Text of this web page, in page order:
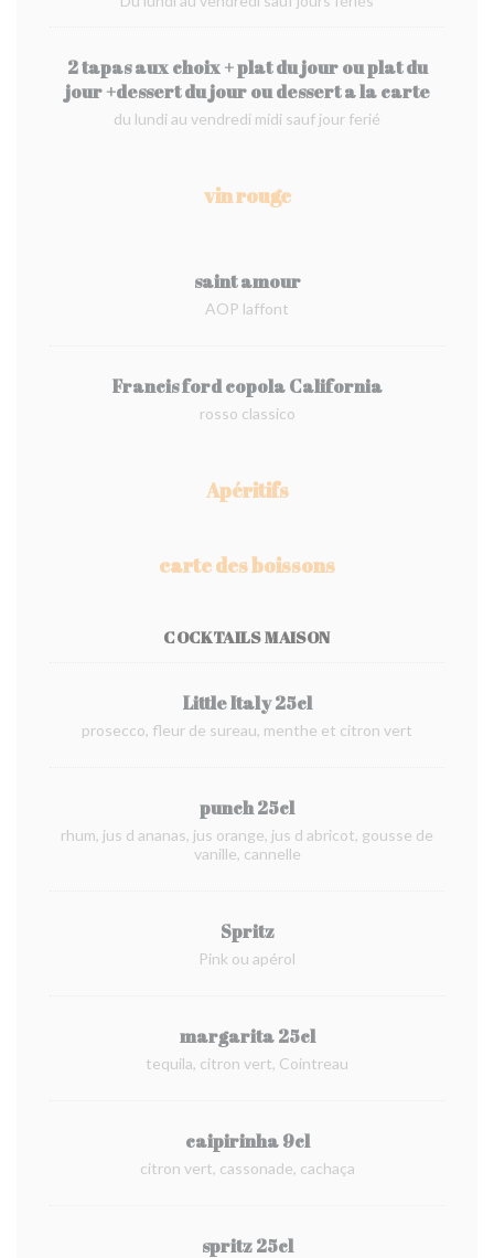
2 tapas aux choix + plat du jour ou plat du
jour +dessert du jour ou dessert a la carte
du lundi au vendredi midi sauf jour ferié
vin rouge
saint amour
AOP laffont
Francis ford copola California
rosso classico
Apéritifs
carte des boissons
COCKTAILS MAISON
Little Italy 25cl
prosecco, fleur de sureau, menthe et citron vert
punch 25cl
rhum, jus d ananas, jus orange, jus d abricot, gousse de
vanille, cannelle
Spritz
Pink ou apérol
margarita 25cl
tequila, citron vert, Cointreau
caipirinha 9cl
citron vert, cassonade, cachaça
spritz 25cl